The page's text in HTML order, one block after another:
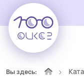
Вы здесь: